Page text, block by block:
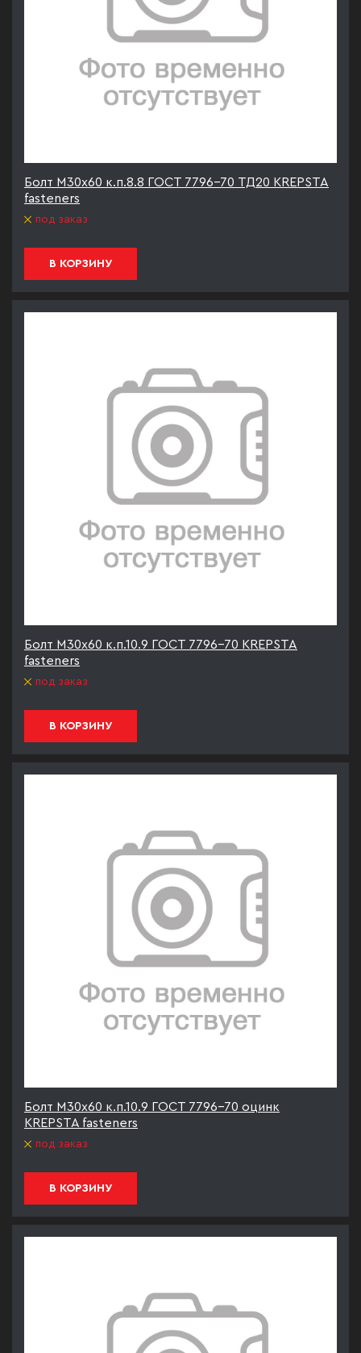
Болт М30х60 к.п.8.8 ГОСТ 7796-70 ТД20 KREPSTA
fasteners
под заказ
В КОРЗИНУ
Болт М30х60 к.п.10.9 ГОСТ 7796-70 KREPSTA
fasteners
под заказ
В КОРЗИНУ
Болт М30х60 к.п.10.9 ГОСТ 7796-70 оцинк
KREPSTA fasteners
под заказ
В КОРЗИНУ